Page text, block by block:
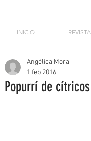
INICIO REVISTA
Popurrí de cítricos
Angélica Mora
1 feb 2016